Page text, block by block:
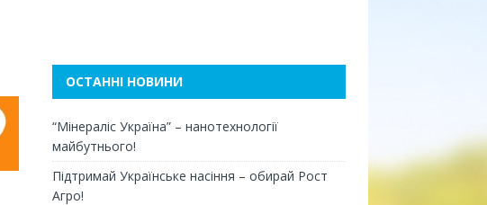
ОСТАННІ НОВИНИ
“Мінераліс Україна” – нанотехнології
майбутнього!
Підтримай Українське насіння – обирай Рост
Агро!